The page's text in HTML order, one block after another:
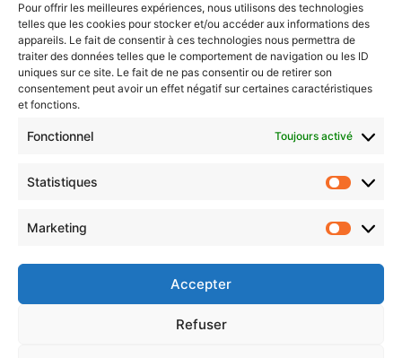
Pour offrir les meilleures expériences, nous utilisons des technologies
telles que les cookies pour stocker et/ou accéder aux informations des
appareils. Le fait de consentir à ces technologies nous permettra de
traiter des données telles que le comportement de navigation ou les ID
uniques sur ce site. Le fait de ne pas consentir ou de retirer son
consentement peut avoir un effet négatif sur certaines caractéristiques
et fonctions.
Fonctionnel Toujours activé
Statistiques
Marketing
Accepter
Refuser
Newsletter gratuite
Choisissez : matin, soir ou hebdo ?
votre